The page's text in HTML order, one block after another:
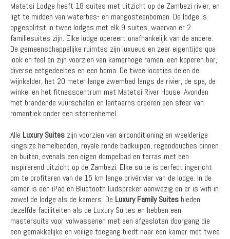
Matetsi Lodge heeft 18 suites met uitzicht op de Zambezi rivier, en
ligt te midden van waterbes- en mangosteenbomen. De lodge is
opgesplitst in twee lodges met elk 9 suites, waarvan er 2
familiesuites zijn. Elke lodge opereert onafhankelijk van de andere.
De gemeenschappelijke ruimtes zijn luxueus en zeer eigentijds qua
look en feel en zijn voorzien van kamerhoge ramen, een koperen bar,
diverse eetgedeeltes en een boma. De twee locaties delen de
wijnkelder, het 20 meter lange zwembad langs de rivier, de spa, de
winkel en het fitnesscentrum met Matetsi River House. Avonden
met brandende vuurschalen en lantaarns creëren een sfeer van
romantiek onder een sterrenhemel.
Alle Luxury Suites zijn voorzien van airconditioning en weelderige
kingsize hemelbedden, royale ronde badkuipen, regendouches binnen
en buiten, evenals een eigen dompelbad en terras met een
inspirerend uitzicht op de Zambezi. Elke suite is perfect ingericht
om te profiteren van de 15 km lange privérivier van de lodge. In de
kamer is een iPad en Bluetooth luidspreker aanwezig en er is wifi in
zowel de lodge als de kamers. De Luxury Family Suites bieden
dezelfde faciliteiten als de Luxury Suites en hebben een
mastersuite voor volwassenen met een afgesloten doorgang die
een gemakkelijke en veilige toegang biedt naar een kamer met twee